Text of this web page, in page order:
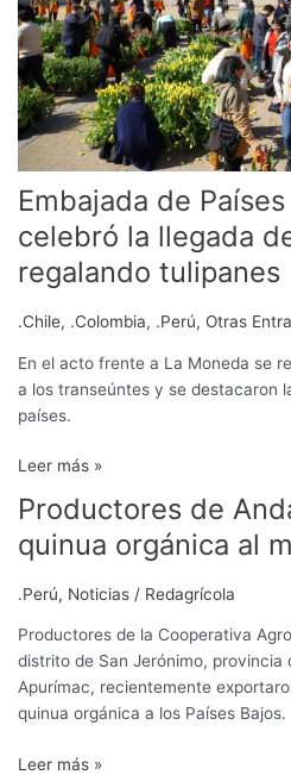
Embajada de
celebró la llegada
regalando tulipanes
.Chile, .Colombia, .Perú, Otras
En el acto frente a La Moneda se
a los transeúntes y se destacaron
países.
la
llegada
de
la
primavera
regalando
tulipanes
Leer más »
Productores de
quinua orgánica al
.Perú, Noticias / Redagrícola
Productores de la Cooperativa
distrito de San Jerónimo, provincia
Apurímac, recientemente
quinua orgánica a los Países Bajos.
Productores
Andahuaylas
quinua
orgánica
al
mercado
europeo
Leer más »